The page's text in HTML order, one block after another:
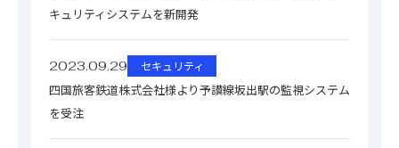
キュリティシステムを新開発
2023.09.29 セキュリティ
四国旅客鉄道株式会社様より予讃線坂出駅の監視システム
を受注